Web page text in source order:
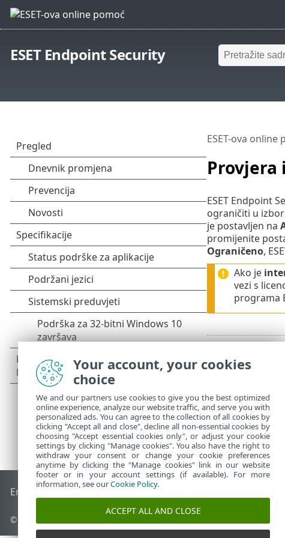
ESET Endpoint Security
ESET-ova online
ESET Endpoint
ograničiti u
je postavljen na
promijenite
Ograničeno,
Ako je
vezi s
programa
End of Life ESET-ova baza znanjaESET-ov forum ESET Status
© 1992 - 2026 ESET, spol. s r.o. – Sva prava pridržana.
Your account, your cookies
choice
We and our partners use cookies to give you the best optimized
online experience, analyze our website traffic, and serve you with
personalized ads. You can agree to the collection of all cookies by
clicking "Accept all and close", decline all non-essential cookies by
choosing "Accept essential cookies only", or adjust your cookie
settings by clicking "Manage cookies". You also have the right to
withdraw your consent or change your cookie preferences
anytime by clicking the "Manage cookies" link in our website
footer or in your account settings (if available). For more
information, see ourCookie Policy.
ACCEPT ALL AND CLOSE